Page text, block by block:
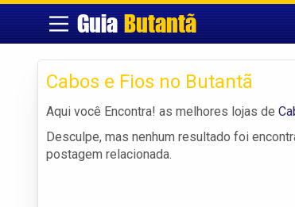
GuiaButantã
Cabos e Fios no Butantã
Aqui você Encontra! as melhores lojas de
Desculpe, mas nenhum resultado foi
postagem relacionada.